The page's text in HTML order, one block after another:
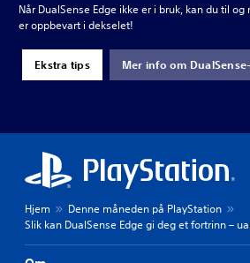
Når DualSense Edge ikke er i bruk, kan du til
er oppbevart i dekselet!
Ekstra tips Mer info om
Hjem
Denne måneden på PlayStation
Slik kan DualSense Edge gi deg et fortrinn –